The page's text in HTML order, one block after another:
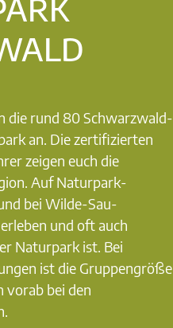
die rund 80 Schwarzwald-
an. Die zertifizierten
zeigen euch die
Auf Naturpark-
bei Wilde-Sau-
und oft auch
Naturpark ist. Bei
ist die Gruppengröße
vorab bei den